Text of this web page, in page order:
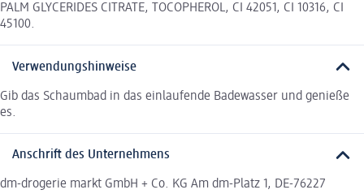
PALM GLYCERIDES CITRATE, TOCOPHEROL, CI 42051, CI 10316, CI
45100.
Verwendungshinweise
Gib das Schaumbad in das einlaufende Badewasser und genieße
es.
Anschrift des Unternehmens
dm-drogerie markt GmbH + Co. KG Am dm-Platz 1, DE-76227